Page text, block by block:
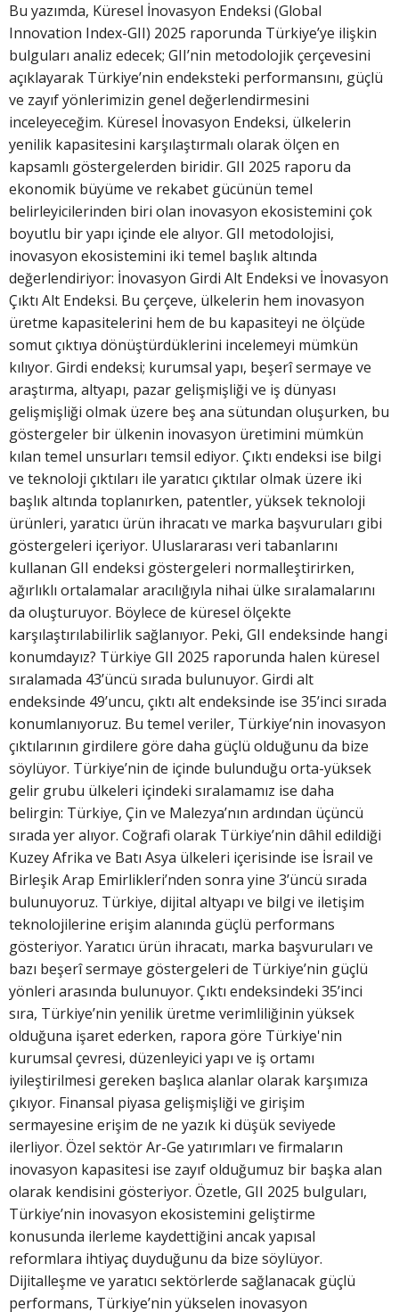
Bu yazımda, Küresel İnovasyon Endeksi (Global
Innovation Index-GII) 2025 raporunda Türkiye’ye ilişkin
bulguları analiz edecek; GII’nin metodolojik çerçevesini
açıklayarak Türkiye’nin endeksteki performansını, güçlü
ve zayıf yönlerimizin genel değerlendirmesini
inceleyeceğim. Küresel İnovasyon Endeksi, ülkelerin
yenilik kapasitesini karşılaştırmalı olarak ölçen en
kapsamlı göstergelerden biridir. GII 2025 raporu da
ekonomik büyüme ve rekabet gücünün temel
belirleyicilerinden biri olan inovasyon ekosistemini çok
boyutlu bir yapı içinde ele alıyor. GII metodolojisi,
inovasyon ekosistemini iki temel başlık altında
değerlendiriyor: İnovasyon Girdi Alt Endeksi ve İnovasyon
Çıktı Alt Endeksi. Bu çerçeve, ülkelerin hem inovasyon
üretme kapasitelerini hem de bu kapasiteyi ne ölçüde
somut çıktıya dönüştürdüklerini incelemeyi mümkün
kılıyor. Girdi endeksi; kurumsal yapı, beşerî sermaye ve
araştırma, altyapı, pazar gelişmişliği ve iş dünyası
gelişmişliği olmak üzere beş ana sütundan oluşurken, bu
göstergeler bir ülkenin inovasyon üretimini mümkün
kılan temel unsurları temsil ediyor. Çıktı endeksi ise bilgi
ve teknoloji çıktıları ile yaratıcı çıktılar olmak üzere iki
başlık altında toplanırken, patentler, yüksek teknoloji
ürünleri, yaratıcı ürün ihracatı ve marka başvuruları gibi
göstergeleri içeriyor. Uluslararası veri tabanlarını
kullanan GII endeksi göstergeleri normalleştirirken,
ağırlıklı ortalamalar aracılığıyla nihai ülke sıralamalarını
da oluşturuyor. Böylece de küresel ölçekte
karşılaştırılabilirlik sağlanıyor. Peki, GII endeksinde hangi
konumdayız? Türkiye GII 2025 raporunda halen küresel
sıralamada 43’üncü sırada bulunuyor. Girdi alt
endeksinde 49’uncu, çıktı alt endeksinde ise 35’inci sırada
konumlanıyoruz. Bu temel veriler, Türkiye’nin inovasyon
çıktılarının girdilere göre daha güçlü olduğunu da bize
söylüyor. Türkiye’nin de içinde bulunduğu orta-yüksek
gelir grubu ülkeleri içindeki sıralamamız ise daha
belirgin: Türkiye, Çin ve Malezya’nın ardından üçüncü
sırada yer alıyor. Coğrafi olarak Türkiye’nin dâhil edildiği
Kuzey Afrika ve Batı Asya ülkeleri içerisinde ise İsrail ve
Birleşik Arap Emirlikleri’nden sonra yine 3’üncü sırada
bulunuyoruz. Türkiye, dijital altyapı ve bilgi ve iletişim
teknolojilerine erişim alanında güçlü performans
gösteriyor. Yaratıcı ürün ihracatı, marka başvuruları ve
bazı beşerî sermaye göstergeleri de Türkiye’nin güçlü
yönleri arasında bulunuyor. Çıktı endeksindeki 35’inci
sıra, Türkiye’nin yenilik üretme verimliliğinin yüksek
olduğuna işaret ederken, rapora göre Türkiye'nin
kurumsal çevresi, düzenleyici yapı ve iş ortamı
iyileştirilmesi gereken başlıca alanlar olarak karşımıza
çıkıyor. Finansal piyasa gelişmişliği ve girişim
sermayesine erişim de ne yazık ki düşük seviyede
ilerliyor. Özel sektör Ar-Ge yatırımları ve firmaların
inovasyon kapasitesi ise zayıf olduğumuz bir başka alan
olarak kendisini gösteriyor. Özetle, GII 2025 bulguları,
Türkiye’nin inovasyon ekosistemini geliştirme
konusunda ilerleme kaydettiğini ancak yapısal
reformlara ihtiyaç duyduğunu da bize söylüyor.
Dijitalleşme ve yaratıcı sektörlerde sağlanacak güçlü
performans, Türkiye’nin yükselen inovasyon